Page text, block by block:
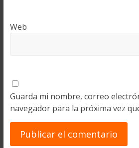
Web
Guarda mi nombre, correo
navegador para la próxima vez